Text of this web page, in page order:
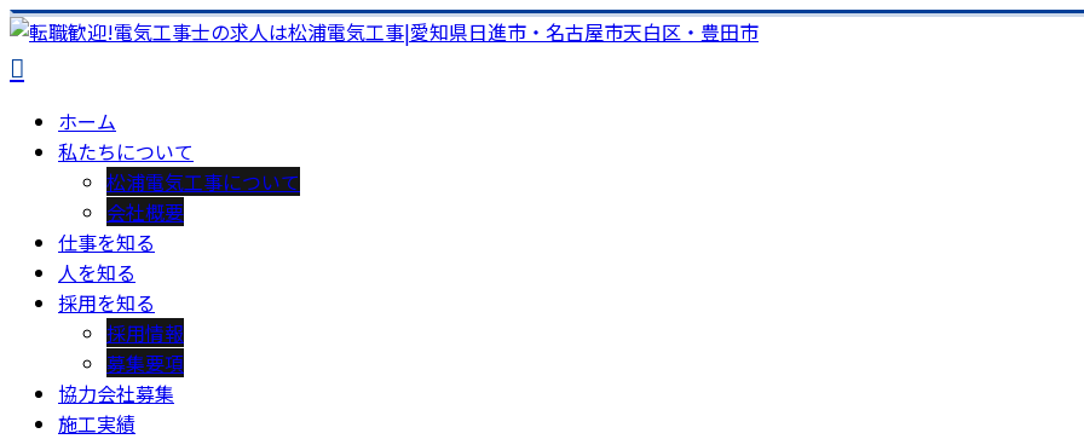
ホーム
私たちについて
松浦電気工事について
会社概要
仕事を知る
人を知る
採用を知る
採用情報
募集要項
協力会社募集
施工実績